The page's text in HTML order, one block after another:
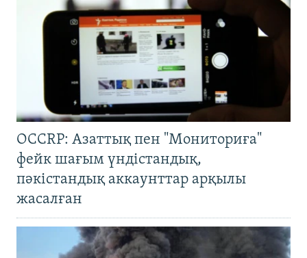
OCCRP: Азаттық пен "Мониториға"
фейк шағым үндістандық,
пәкістандық аккаунттар арқылы
жасалған